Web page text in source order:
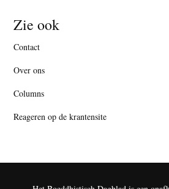
Zie ook
Contact
Over ons
Columns
Reageren op de krantensite